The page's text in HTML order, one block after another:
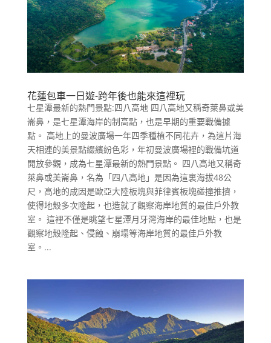
花蓮包車一日遊-跨年後也能來這裡玩
七星潭最新的熱門景點:四八高地 四八高地又稱奇萊鼻或美
崙鼻，是七星潭海岸的制高點，也是早期的重要戰備據
點。 高地上的曼波廣場一年四季種植不同花卉，為這片海
天相連的美景點綴繽紛色彩，年初曼波廣場裡的戰備坑道
開放參觀，成為七星潭最新的熱門景點。 四八高地又稱奇
萊鼻或美崙鼻，名為「四八高地」是因為這裏海拔48公
尺，高地的成因是歐亞大陸板塊與菲律賓板塊碰撞推擠，
使得地殼多次隆起，也造就了觀察海岸地質的最佳戶外教
室。 這裡不僅是眺望七星潭月牙灣海岸的最佳地點，也是
觀察地殼隆起、侵蝕、崩塌等海岸地質的最佳戶外教
室。...